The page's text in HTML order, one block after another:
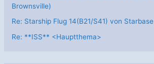
Brownsville)
Re: Starship Flug 14(B21/S41) von Starbase
Re: **ISS** <Hauptthema>